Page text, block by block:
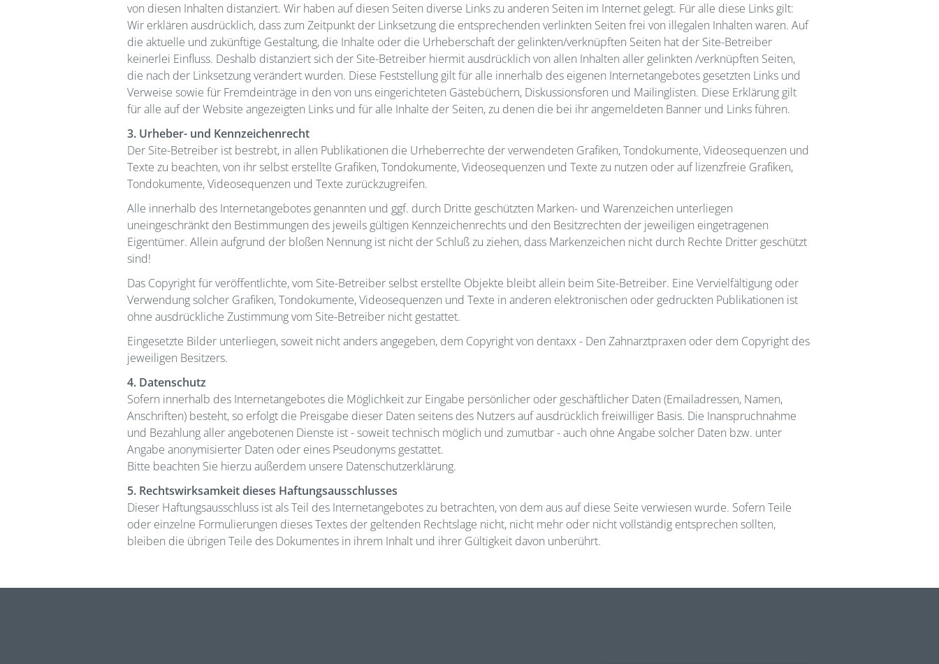
von diesen Inhalten distanziert. Wir haben auf diesen Seiten diverse Links zu anderen Seiten im Internet gelegt. Für alle diese Links gilt:
Wir erklären ausdrücklich, dass zum Zeitpunkt der Linksetzung die entsprechenden verlinkten Seiten frei von illegalen Inhalten waren. Auf
die aktuelle und zukünftige Gestaltung, die Inhalte oder die Urheberschaft der gelinkten/verknüpften Seiten hat der Site-Betreiber
keinerlei Einfluss. Deshalb distanziert sich der Site-Betreiber hiermit ausdrücklich von allen Inhalten aller gelinkten /verknüpften Seiten,
die nach der Linksetzung verändert wurden. Diese Feststellung gilt für alle innerhalb des eigenen Internetangebotes gesetzten Links und
Verweise sowie für Fremdeinträge in den von uns eingerichteten Gästebüchern, Diskussionsforen und Mailinglisten. Diese Erklärung gilt
für alle auf der Website angezeigten Links und für alle Inhalte der Seiten, zu denen die bei ihr angemeldeten Banner und Links führen.
3. Urheber- und Kennzeichenrecht
Der Site-Betreiber ist bestrebt, in allen Publikationen die Urheberrechte der verwendeten Grafiken, Tondokumente, Videosequenzen und
Texte zu beachten, von ihr selbst erstellte Grafiken, Tondokumente, Videosequenzen und Texte zu nutzen oder auf lizenzfreie Grafiken,
Tondokumente, Videosequenzen und Texte zurückzugreifen.
Alle innerhalb des Internetangebotes genannten und ggf. durch Dritte geschützten Marken- und Warenzeichen unterliegen
uneingeschränkt den Bestimmungen des jeweils gültigen Kennzeichenrechts und den Besitzrechten der jeweiligen eingetragenen
Eigentümer. Allein aufgrund der bloßen Nennung ist nicht der Schluß zu ziehen, dass Markenzeichen nicht durch Rechte Dritter geschützt
sind!
Das Copyright für veröffentlichte, vom Site-Betreiber selbst erstellte Objekte bleibt allein beim Site-Betreiber. Eine Vervielfältigung oder
Verwendung solcher Grafiken, Tondokumente, Videosequenzen und Texte in anderen elektronischen oder gedruckten Publikationen ist
ohne ausdrückliche Zustimmung vom Site-Betreiber nicht gestattet.
Eingesetzte Bilder unterliegen, soweit nicht anders angegeben, dem Copyright von dentaxx - Den Zahnarztpraxen oder dem Copyright des
jeweiligen Besitzers.
4. Datenschutz
Sofern innerhalb des Internetangebotes die Möglichkeit zur Eingabe persönlicher oder geschäftlicher Daten (Emailadressen, Namen,
Anschriften) besteht, so erfolgt die Preisgabe dieser Daten seitens des Nutzers auf ausdrücklich freiwilliger Basis. Die Inanspruchnahme
und Bezahlung aller angebotenen Dienste ist - soweit technisch möglich und zumutbar - auch ohne Angabe solcher Daten bzw. unter
Angabe anonymisierter Daten oder eines Pseudonyms gestattet.
Bitte beachten Sie hierzu außerdem unsere Datenschutzerklärung.
5. Rechtswirksamkeit dieses Haftungsausschlusses
Dieser Haftungsausschluss ist als Teil des Internetangebotes zu betrachten, von dem aus auf diese Seite verwiesen wurde. Sofern Teile
oder einzelne Formulierungen dieses Textes der geltenden Rechtslage nicht, nicht mehr oder nicht vollständig entsprechen sollten,
bleiben die übrigen Teile des Dokumentes in ihrem Inhalt und ihrer Gültigkeit davon unberührt.